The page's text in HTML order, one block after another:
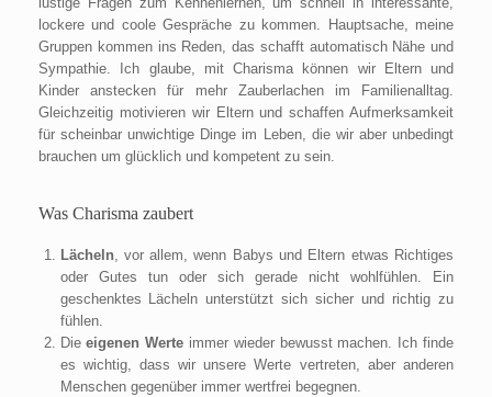
lockere und coole Gespräche zu kommen. Hauptsache, meine
Gruppen kommen ins Reden, das schafft automatisch Nähe und
Sympathie. Ich glaube, mit Charisma können wir Eltern und
Kinder anstecken für mehr Zauberlachen im Familienalltag.
Gleichzeitig motivieren wir Eltern und schaffen Aufmerksamkeit
für scheinbar unwichtige Dinge im Leben, die wir aber unbedingt
brauchen um glücklich und kompetent zu sein.
Was Charisma zaubert
Lächeln , vor allem, wenn Babys und Eltern etwas Richtiges
oder Gutes tun oder sich gerade nicht wohlfühlen. Ein
geschenktes Lächeln unterstützt sich sicher und richtig zu
fühlen.
Dieeigenen Werte immer wieder bewusst machen. Ich finde
es wichtig, dass wir unsere Werte vertreten, aber anderen
Menschen gegenüber immer wertfrei begegnen.